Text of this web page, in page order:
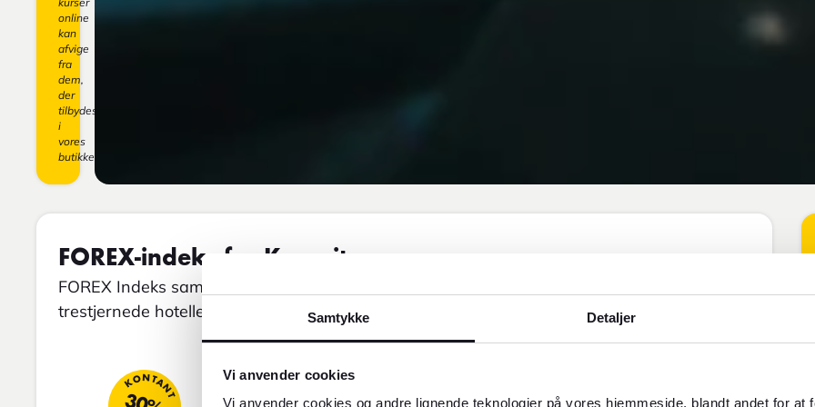
Samtykke Detaljer
Vi anvender cookies
Vi anvender cookies og andre lignende teknologier på vores hjemmeside, blandt andet for at
online
kan
afvige
fra
dem,
der
tilbydes
i
vores
butikker.
FOREX-indeks for Kuwait
FOREX Indeks sammenligner gennemsnitspriser for ting som mellemklasse- eller
trestjernede hoteller, restauranter og taxaer.
KONTANT REJSER